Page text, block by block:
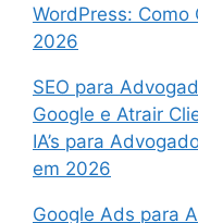
WordPress: Como
2026
SEO para
Google e Atrair
IA’s para
em 2026
Google Ads para